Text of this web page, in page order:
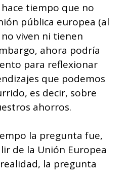
hace tiempo que no
pública europea (al
viven ni tienen
ahora podría
para reflexionar
que podemos
es decir, sobre
ahorros.
la pregunta fue,
de la Unión Europea
la pregunta